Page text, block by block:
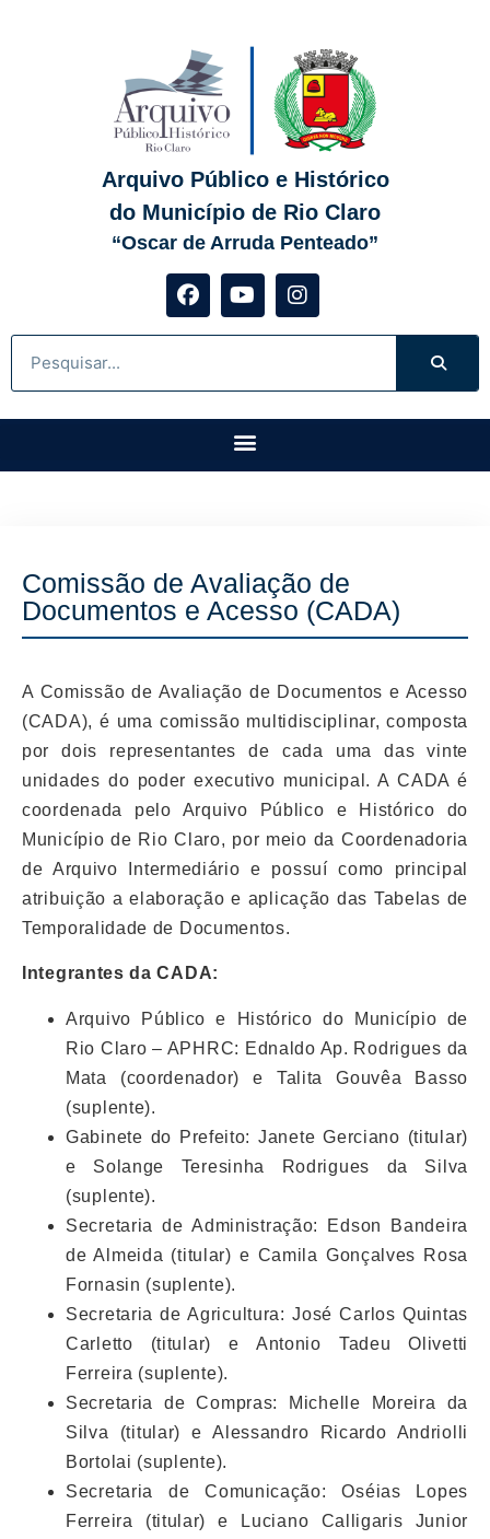
Arquivo Público e Histórico
do Município de Rio Claro
“Oscar de Arruda Penteado”
Comissão de Avaliação de
Documentos e Acesso (CADA)
A Comissão de Avaliação de Documentos e Acesso
(CADA), é uma comissão multidisciplinar, composta
por dois representantes de cada uma das vinte
unidades do poder executivo municipal. A CADA é
coordenada pelo Arquivo Público e Histórico do
Município de Rio Claro, por meio da Coordenadoria
de Arquivo Intermediário e possuí como principal
atribuição a elaboração e aplicação das Tabelas de
Temporalidade de Documentos.
Integrantes da CADA:
Arquivo Público e Histórico do Município de
Rio Claro – APHRC: Ednaldo Ap. Rodrigues da
Mata (coordenador) e Talita Gouvêa Basso
(suplente).
Gabinete do Prefeito: Janete Gerciano (titular)
e Solange Teresinha Rodrigues da Silva
(suplente).
Secretaria de Administração: Edson Bandeira
de Almeida (titular) e Camila Gonçalves Rosa
Fornasin (suplente).
Secretaria de Agricultura: José Carlos Quintas
Carletto (titular) e Antonio Tadeu Olivetti
Ferreira (suplente).
Secretaria de Compras: Michelle Moreira da
Silva (titular) e Alessandro Ricardo Andriolli
Bortolai (suplente).
Secretaria de Comunicação: Oséias Lopes
Ferreira (titular) e Luciano Calligaris Junior